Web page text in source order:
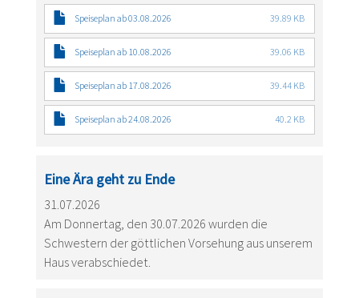
Speiseplan ab 03.08.2026 39.89 KB
Speiseplan ab 10.08.2026 39.06 KB
Speiseplan ab 17.08.2026 39.44 KB
Speiseplan ab 24.08.2026 40.2 KB
Eine Ära geht zu Ende
31.07.2026
Am Donnertag, den 30.07.2026 wurden die
Schwestern der göttlichen Vorsehung aus unserem
Haus verabschiedet.